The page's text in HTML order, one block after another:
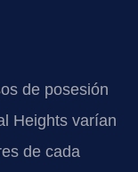
de posesión
Heights varían
de cada